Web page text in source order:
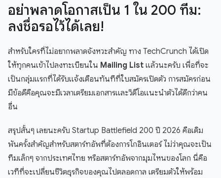
อย่าพลาดโอกาสเป็น 1 ใน 200 ทีม:
ลงชื่อรอไว้ได้เลย!
สำหรับใครที่ไม่อยากพลาดจังหวะสำคัญ ทาง TechCrunch ได้เปิด
ให้ทุกคนเข้าไปลงทะเบียนใน Mailing List แล้วนะครับ เพื่อที่จะ
เป็นกลุ่มแรกที่ได้รับแจ้งเตือนทันทีที่ใบสมัครเปิดตัว การสมัครก่อน
มีข้อดีคือคุณจะมีเวลาเตรียมเอกสารและวิดีโอแนะนำตัวได้ดีกว่าคน
อื่น
สรุปสั้นๆ เลยนะครับ Startup Battlefield 200 ปี 2026 คือเดิม
พันครั้งสำคัญสำหรับสตาร์ทอัพที่ต้องการโกอินเตอร์ ไม่ว่าคุณจะเป็น
ทีมเล็กๆ จากประเทศไทย หรือสตาร์ทอัพจากมุมไหนของโลก นี่คือ
เวทีที่จะเปลี่ยนชีวิตธุรกิจของคุณไปตลอดกาล เตรียมตัวให้พร้อม